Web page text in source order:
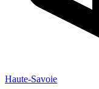
Haute-Savoie